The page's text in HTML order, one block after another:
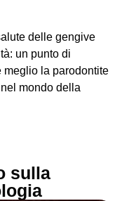
delle gengive
un punto di
meglio la parodontite
mondo della
sulla